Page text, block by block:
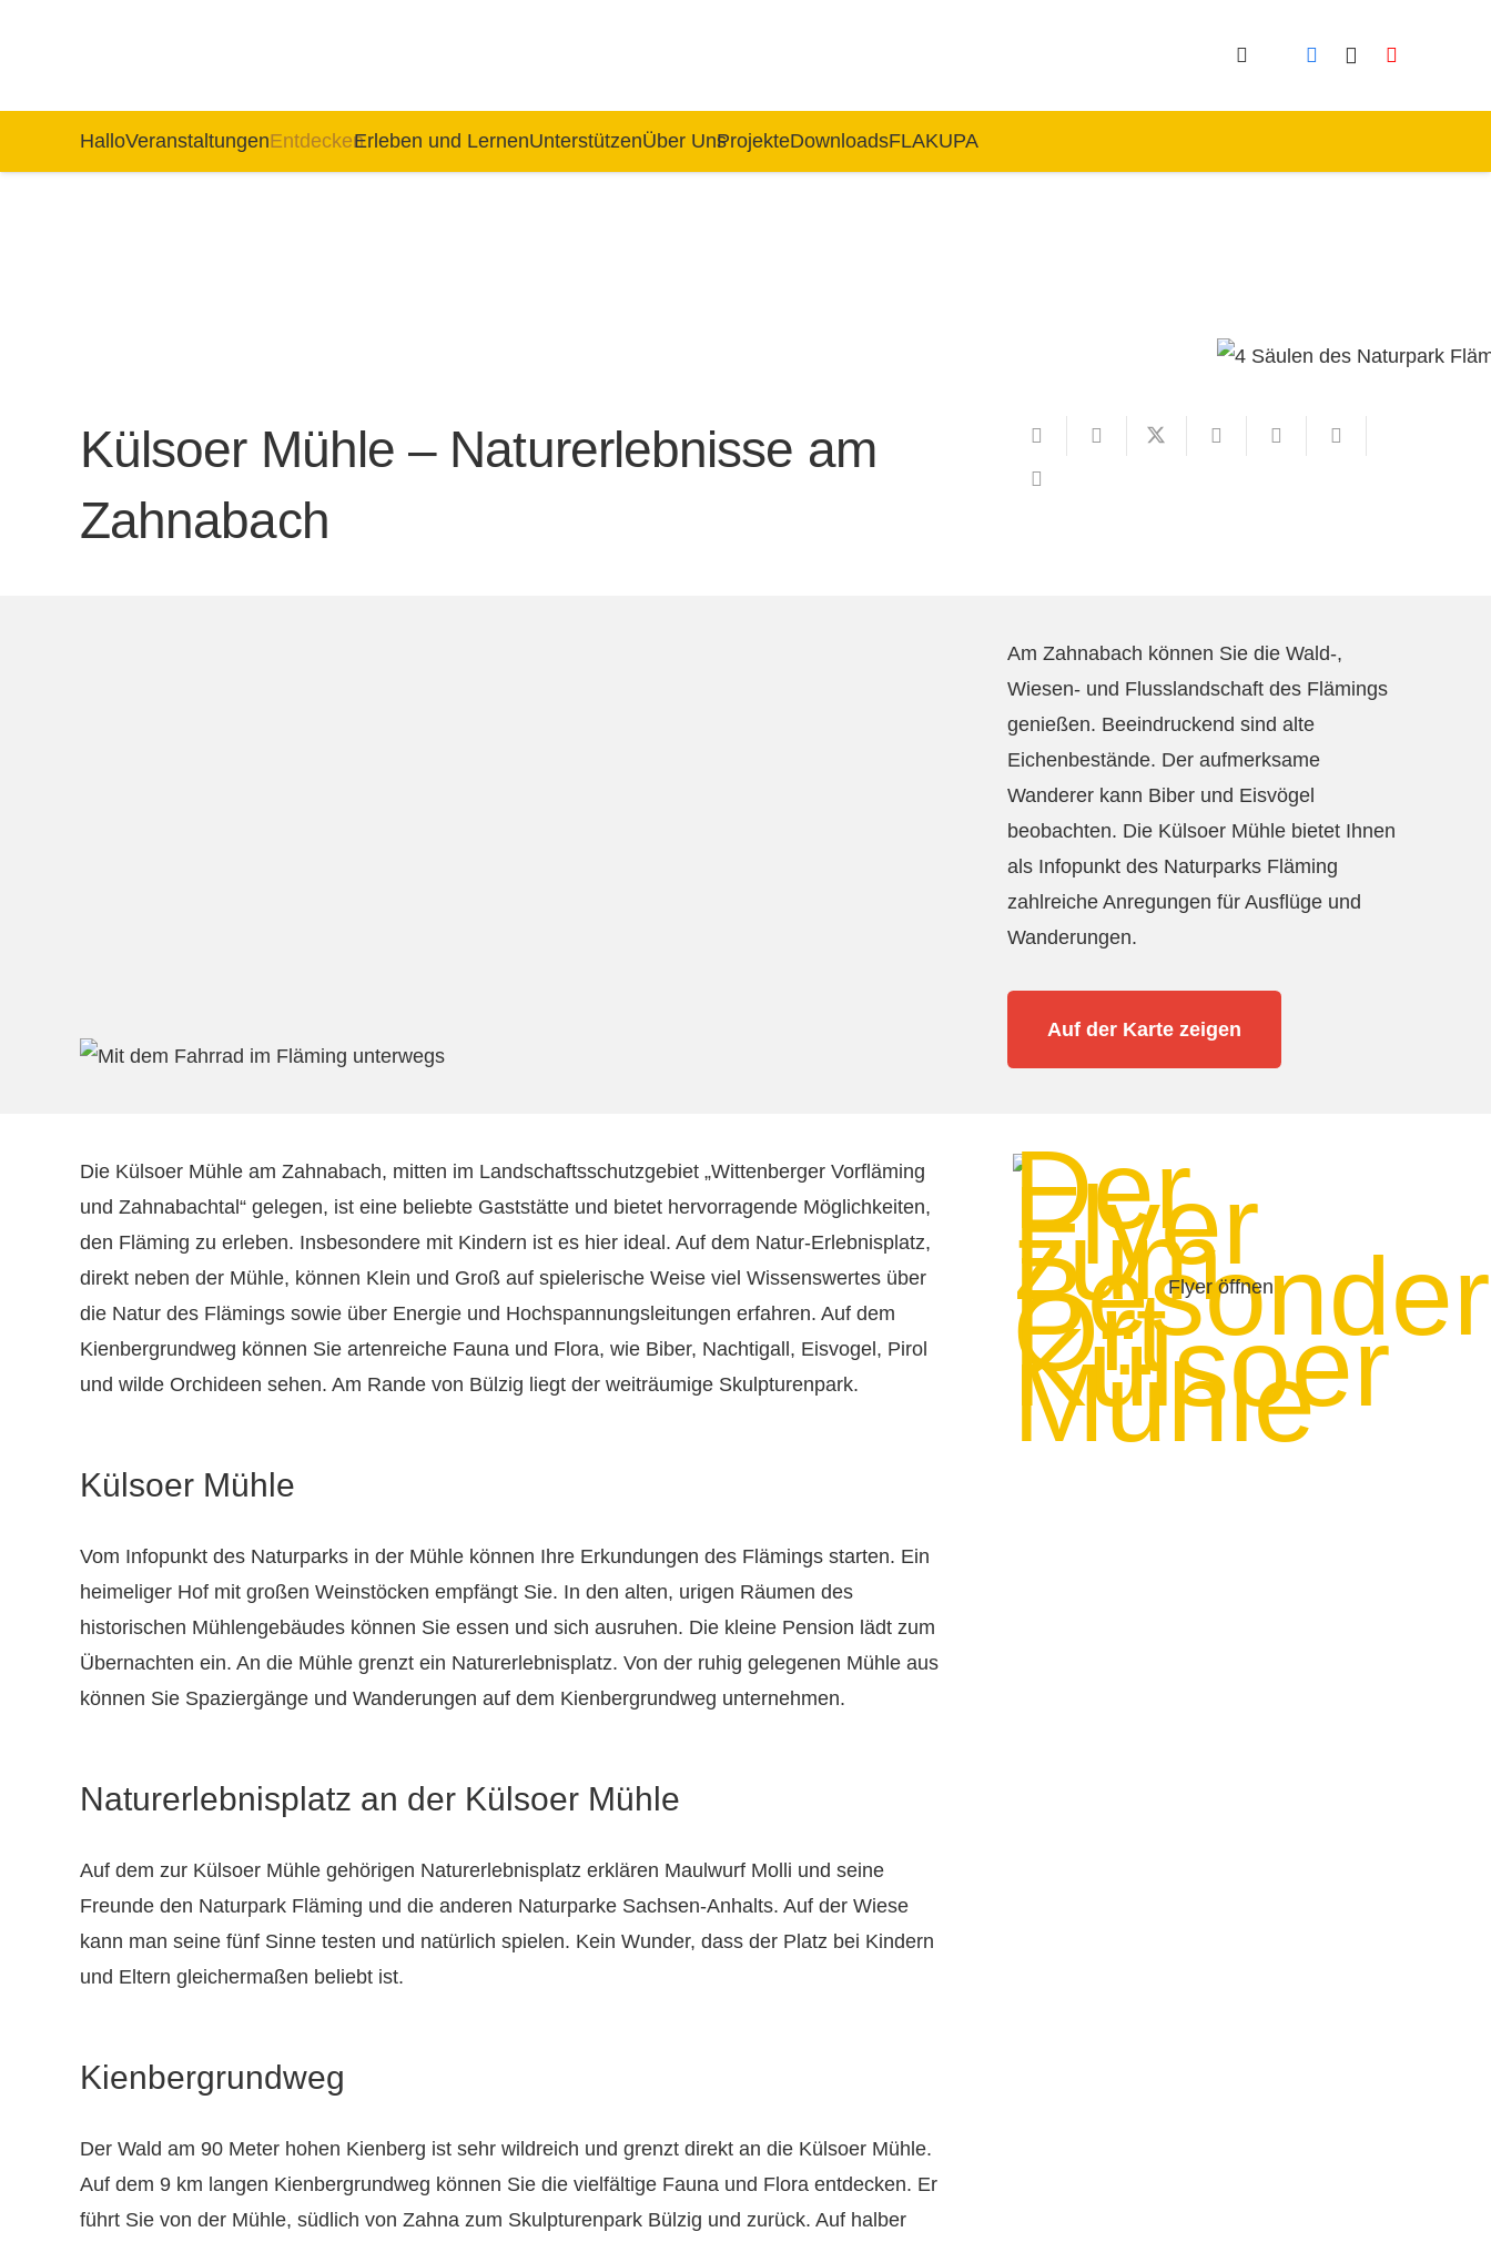
HalloVeranstaltungenEntdeckenErleben und LernenUnterstützenÜber UnsProjekteDownloadsFLAKUPA
Külsoer Mühle – Naturerlebnisse am
Zahnabach
Am Zahnabach können Sie die Wald-,
Wiesen- und Flusslandschaft des Flämings
genießen. Beeindruckend sind alte
Eichenbestände. Der aufmerksame
Wanderer kann Biber und Eisvögel
beobachten. Die Külsoer Mühle bietet Ihnen
als Infopunkt des Naturparks Fläming
zahlreiche Anregungen für Ausflüge und
Wanderungen.
Auf der Karte zeigen
Die Külsoer Mühle am Zahnabach, mitten im Landschaftsschutzgebiet „Wittenberger Vorfläming
und Zahnabachtal“ gelegen, ist eine beliebte Gaststätte und bietet hervorragende Möglichkeiten,
den Fläming zu erleben. Insbesondere mit Kindern ist es hier ideal. Auf dem Natur-Erlebnisplatz,
direkt neben der Mühle, können Klein und Groß auf spielerische Weise viel Wissenswertes über
die Natur des Flämings sowie über Energie und Hochspannungsleitungen erfahren. Auf dem
Kienbergrundweg können Sie artenreiche Fauna und Flora, wie Biber, Nachtigall, Eisvogel, Pirol
und wilde Orchideen sehen. Am Rande von Bülzig liegt der weiträumige Skulpturenpark.
Külsoer Mühle
Vom Infopunkt des Naturparks in der Mühle können Ihre Erkundungen des Flämings starten. Ein
heimeliger Hof mit großen Weinstöcken empfängt Sie. In den alten, urigen Räumen des
historischen Mühlengebäudes können Sie essen und sich ausruhen. Die kleine Pension lädt zum
Übernachten ein. An die Mühle grenzt ein Naturerlebnisplatz. Von der ruhig gelegenen Mühle aus
können Sie Spaziergänge und Wanderungen auf dem Kienbergrundweg unternehmen.
Naturerlebnisplatz an der Külsoer Mühle
Auf dem zur Külsoer Mühle gehörigen Naturerlebnisplatz erklären Maulwurf Molli und seine
Freunde den Naturpark Fläming und die anderen Naturparke Sachsen-Anhalts. Auf der Wiese
kann man seine fünf Sinne testen und natürlich spielen. Kein Wunder, dass der Platz bei Kindern
und Eltern gleichermaßen beliebt ist.
Kienbergrundweg
Der Wald am 90 Meter hohen Kienberg ist sehr wildreich und grenzt direkt an die Külsoer Mühle.
Auf dem 9 km langen Kienbergrundweg können Sie die vielfältige Fauna und Flora entdecken. Er
führt Sie von der Mühle, südlich von Zahna zum Skulpturenpark Bülzig und zurück. Auf halber
Flyer öffnen